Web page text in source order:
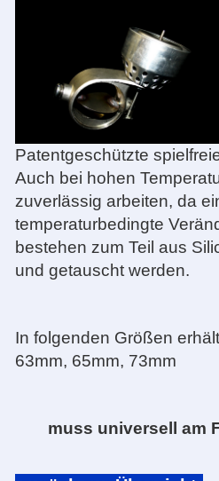
Patentgeschützte
Auch bei hohen
zuverlässig arbeiten, da
temperaturbedingte
bestehen zum Teil aus
und getauscht werden.
In folgenden Größen
63mm, 65mm, 73mm
muss universell am